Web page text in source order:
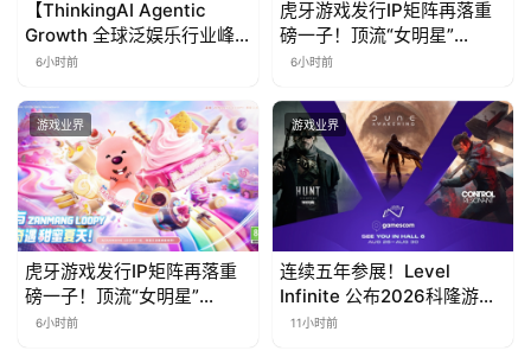
【ThinkingAI Agentic
Growth 全球泛娱乐行业峰
会】Agent 时代，人到底负
6小时前
虎牙游戏发行IP矩阵再落重
磅一子！顶流“女明星”
ZANMANG LOOPY 正版3D
曝光
6小时前
游戏业界
虎牙游戏发行IP矩阵再落重
磅一子！顶流“女明星”
ZANMANG LOOPY 正版3D
6小时前
游戏业界
连续五年参展！Level
Infinite 公布2026科隆游戏
展产品阵容
11小时前